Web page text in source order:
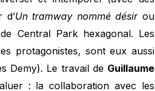
d’Un tramway nommé désir ou
Central Park hexagonal. Les
protagonistes, sont eux aussi
Demy). Le travail de Guillaume
: la collaboration avec les